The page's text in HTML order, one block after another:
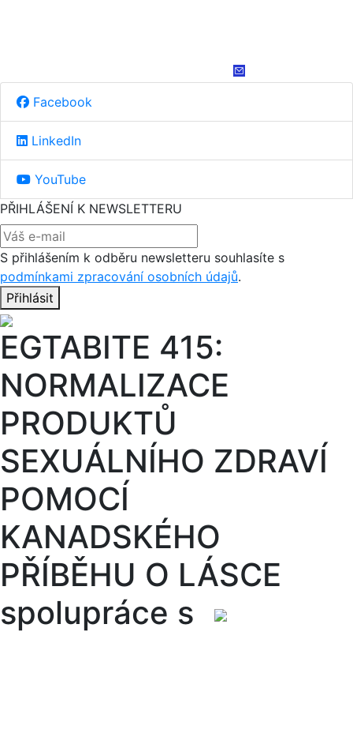
Facebook
LinkedIn
YouTube
PŘIHLÁŠENÍ K NEWSLETTERU
S přihlášením k odběru newsletteru souhlasíte s
podmínkami zpracování osobních údajů.
Přihlásit
EGTABITE 415:
NORMALIZACE
PRODUKTŮ
SEXUÁLNÍHO ZDRAVÍ
POMOCÍ
KANADSKÉHO
PŘÍBĚHU O LÁSCE
spolupráce s